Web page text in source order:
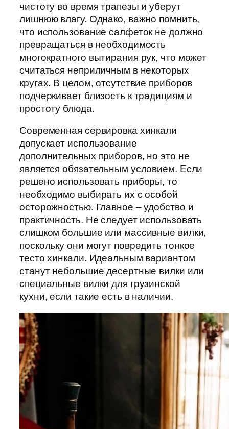
чистоту во время трапезы и уберут
лишнюю влагу. Однако, важно помнить,
что использование салфеток не должно
превращаться в необходимость
многократного вытирания рук, что может
считаться неприличным в некоторых
кругах. В целом, отсутствие приборов
подчеркивает близость к традициям и
простоту блюда.
Современная сервировка хинкали
допускает использование
дополнительных приборов, но это не
является обязательным условием. Если
решено использовать приборы, то
необходимо выбирать их с особой
осторожностью. Главное – удобство и
практичность. Не следует использовать
слишком большие или массивные вилки,
поскольку они могут повредить тонкое
тесто хинкали. Идеальным вариантом
станут небольшие десертные вилки или
специальные вилки для грузинской
кухни, если такие есть в наличии.